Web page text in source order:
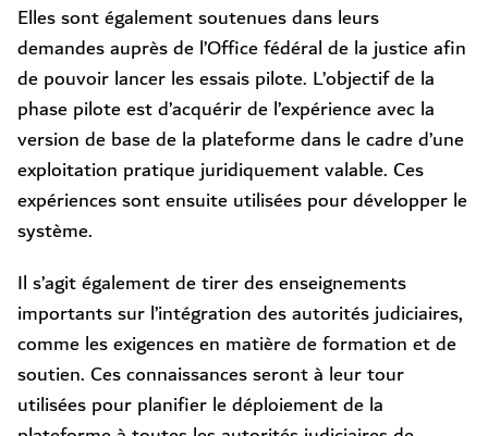
Elles sont également soutenues dans leurs
demandes auprès de l’Office fédéral de la justice afin
de pouvoir lancer les essais pilote. L’objectif de la
phase pilote est d’acquérir de l’expérience avec la
version de base de la plateforme dans le cadre d’une
exploitation pratique juridiquement valable. Ces
expériences sont ensuite utilisées pour développer le
système.
Il s’agit également de tirer des enseignements
importants sur l’intégration des autorités judiciaires,
comme les exigences en matière de formation et de
soutien. Ces connaissances seront à leur tour
utilisées pour planifier le déploiement de la